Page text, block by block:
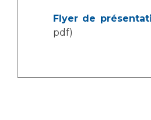
Sécurité Flyer de
pdf)